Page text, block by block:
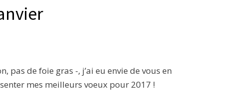
pas de foie gras -, j’ai eu envie de vous en
mes meilleurs voeux pour 2017 !